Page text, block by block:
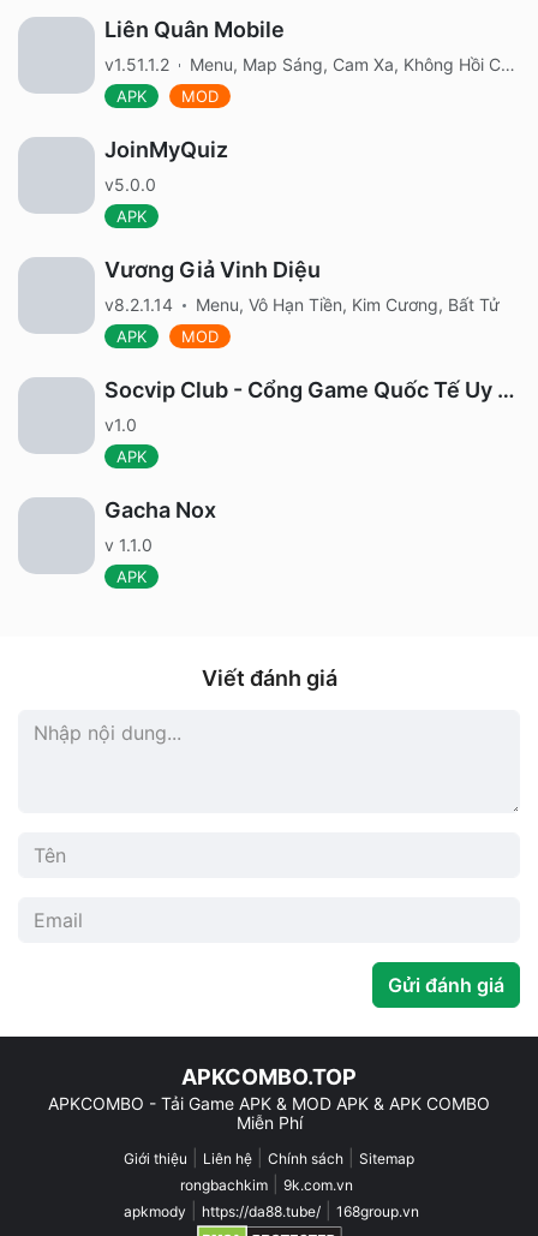
Liên Quân Mobile
v1.51.1.2 Menu, Map Sáng, Cam Xa, Không Hồi Chiêu, Bất Tử, AIM ELSU, Full Tiền, Tướng, Skin
APK MOD
JoinMyQuiz
v5.0.0
APK
Vương Giả Vinh Diệu
v8.2.1.14 Menu, Vô Hạn Tiền, Kim Cương, Bất Tử
APK MOD
Socvip Club - Cổng Game Quốc Tế Uy Tín
v1.0
APK
Gacha Nox
v 1.1.0
APK
Viết đánh giá
Gửi đánh giá
APKCOMBO.TOP
APKCOMBO - Tải Game APK & MOD APK & APK COMBO
Miễn Phí
Giới thiệu Liên hệ Chính sách
Sitemap
rongbachkim
9k.com.vn
apkmody
https://da88.tube/ 168group.vn